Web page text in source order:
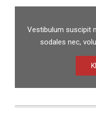
Vestibulum suscipit
sodales nec,